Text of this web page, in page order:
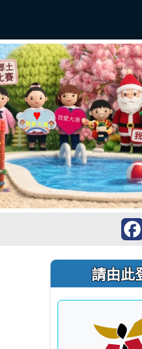
右邊區域
請由此